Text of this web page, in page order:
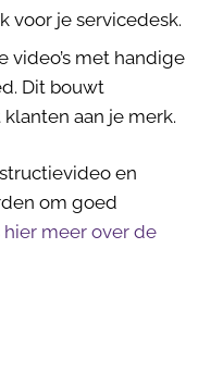
voor je servicedesk.
video’s met handige
Dit bouwt
aan je merk.
en
om goed
hier meer over de